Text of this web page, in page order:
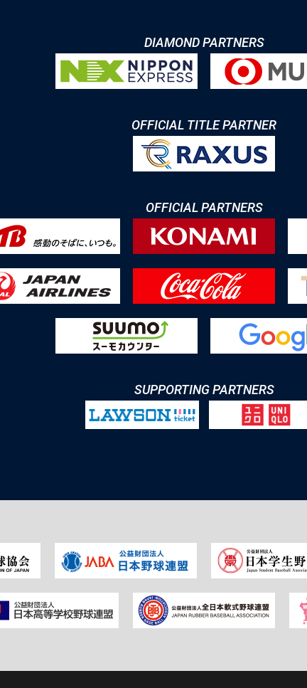
DIAMOND PARTNERS
OFFICIAL TITLE PARTNER
OFFICIAL PARTNERS
SUPPORTING PARTNERS